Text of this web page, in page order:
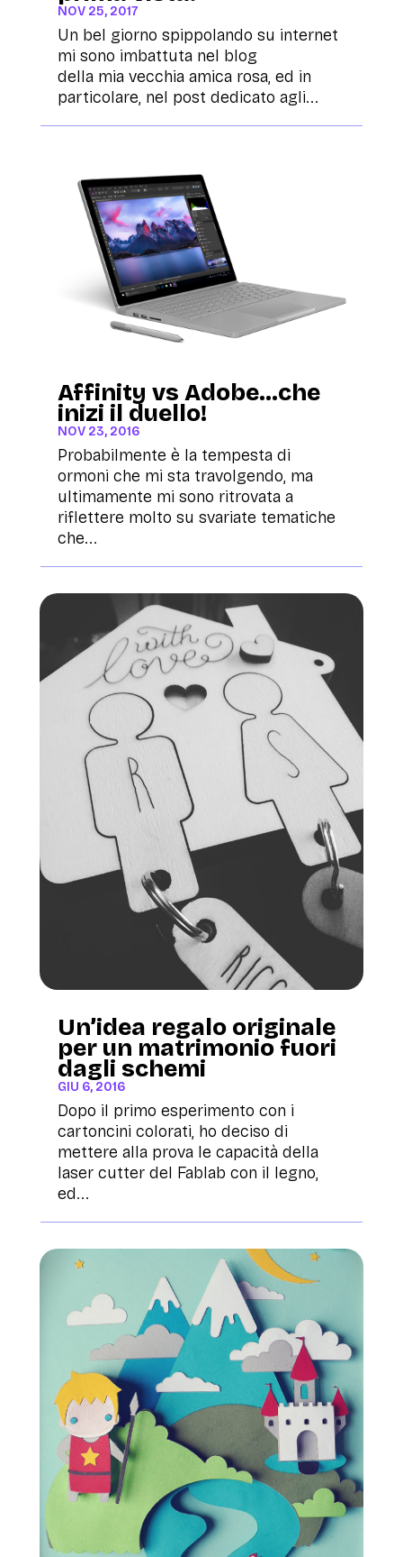
NOV 25, 2017
Un bel giorno spippolando su internet
mi sono imbattuta nel blog
della mia vecchia amica rosa, ed in
particolare, nel post dedicato agli...
Affinity vs Adobe…che
inizi il duello!
NOV 23, 2016
Probabilmente è la tempesta di
ormoni che mi sta travolgendo, ma
ultimamente mi sono ritrovata a
riflettere molto su svariate tematiche
che...
Un’idea regalo originale
per un matrimonio fuori
dagli schemi
GIU 6, 2016
Dopo il primo esperimento con i
cartoncini colorati, ho deciso di
mettere alla prova le capacità della
laser cutter del Fablab con il legno,
ed...